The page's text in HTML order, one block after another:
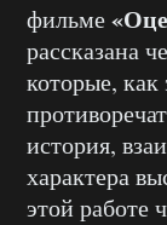
фильме
рассказана
которые,
история,
характера
этой работе